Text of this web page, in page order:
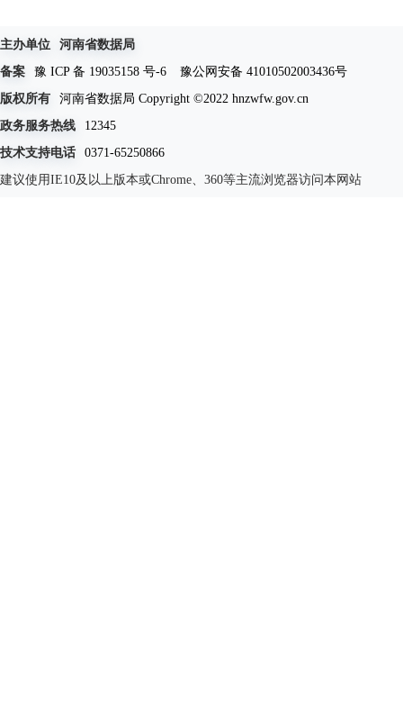
主办单位
河南省数据局
备案
豫 ICP 备 19035158 号-6
豫公网安备 41010502003436号
版权所有
河南省数据局 Copyright ©2022 hnzwfw.gov.cn
政务服务热线
12345
技术支持电话
0371-65250866
建议使用IE10及以上版本或Chrome、360等主流浏览器访问本网站